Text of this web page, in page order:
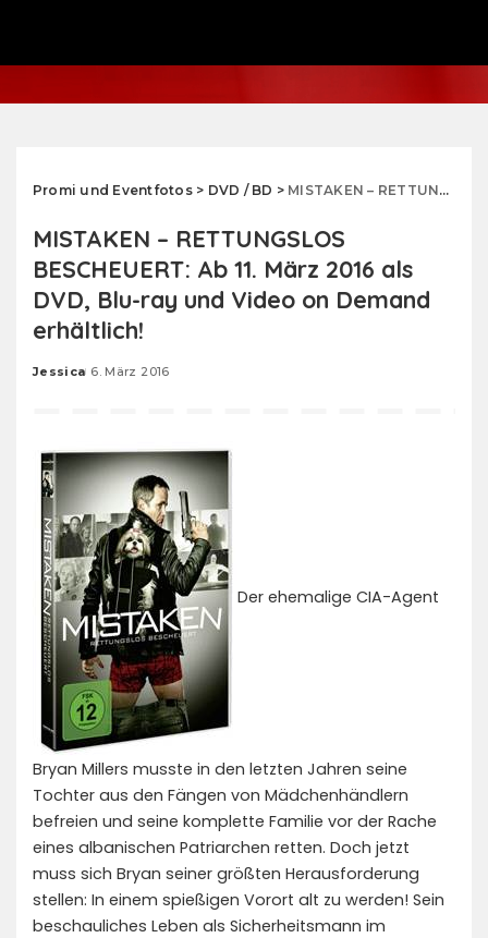
Promi und Eventfotos> DVD / BD > MISTAKEN – RETTUNGSLOS BESCHEUERT: Ab 11. März 2016 als DVD, Blu-ray und Video on Demand erhältlich!
MISTAKEN – RETTUNGSLOS
BESCHEUERT: Ab 11. März 2016 als
DVD, Blu-ray und Video on Demand
erhältlich!
Posted
Jessica 6. März 2016
Der ehemalige CIA-Agent
Bryan Millers musste in den letzten Jahren seine
Tochter aus den Fängen von Mädchenhändlern
befreien und seine komplette Familie vor der Rache
eines albanischen Patriarchen retten. Doch jetzt
muss sich Bryan seiner größten Herausforderung
stellen: In einem spießigen Vorort alt zu werden! Sein
beschauliches Leben als Sicherheitsmann im